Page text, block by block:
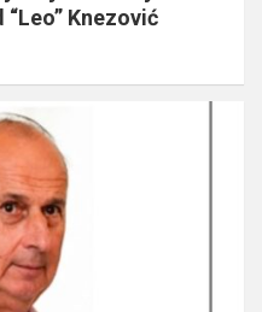
Knezović